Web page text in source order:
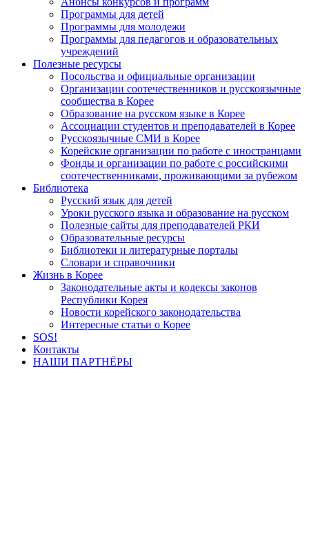
Программы для детей
Программы для молодежи
Программы для педагогов и образовательных
учреждений
Полезные ресурсы
Посольства и официальные организации
Организации соотечественников и русскоязычные
сообщества в Корее
Образование на русском языке в Корее
Ассоциации студентов и преподавателей в Корее
Русскоязычные СМИ в Корее
Корейские организации по работе с иностранцами
Фонды и организации по работе с российскими
соотечественниками, проживающими за рубежом
Библиотека
Русский язык для детей
Уроки русского языка и образование на русском
Полезные сайты для преподавателей РКИ
Образовательные ресурсы
Библиотеки и литературные порталы
Словари и справочники
Жизнь в Корее
Законодательные акты и кодексы законов
Республики Корея
Новости корейского законодательства
Интересные статьи о Корее
SOS!
Контакты
НАШИ ПАРТНЁРЫ